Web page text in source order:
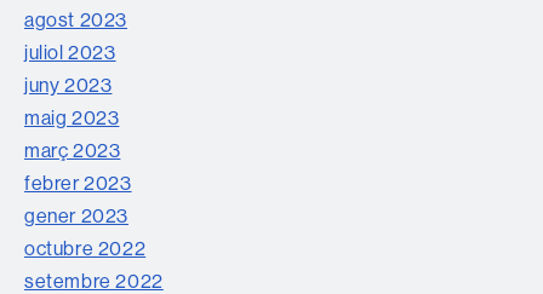
agost 2023
juliol 2023
juny 2023
maig 2023
març 2023
febrer 2023
gener 2023
octubre 2022
setembre 2022